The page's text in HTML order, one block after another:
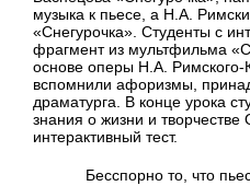
музыка к пьесе, а Н.А.
«Снегурочка». Студенты с
фрагмент из мультфильма
основе оперы Н.А. Римского-
вспомнили афоризмы,
драматурга. В конце урока
знания о жизни и творчестве
интерактивный тест.
Бесспорно то, что